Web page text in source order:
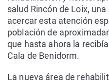
salud Rincón de Loix,
acercar esta atención
población de
que hasta ahora la
Cala de Benidorm.
La nueva área de